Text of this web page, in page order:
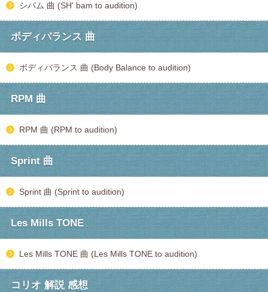
シバム 曲 (SH' bam to audition)
ボディバランス 曲
ボディバランス 曲 (Body Balance to audition)
RPM 曲
RPM 曲 (RPM to audition)
Sprint 曲
Sprint 曲 (Sprint to audition)
Les Mills TONE
Les Mills TONE 曲 (Les Mills TONE to audition)
コリオ 解説 感想